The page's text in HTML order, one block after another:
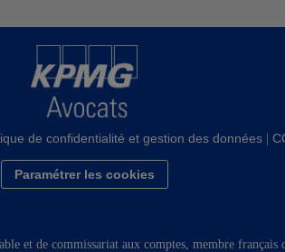
de confidentialité et gestion des données|
Paramétrer les cookies
et de commissariat aux comptes, membre